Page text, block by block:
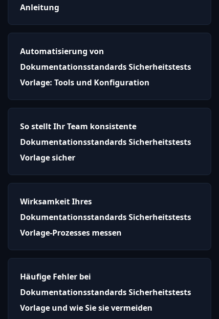
Anleitung
Automatisierung von
Dokumentationsstandards Sicherheitstests
Vorlage: Tools und Konfiguration
So stellt Ihr Team konsistente
Dokumentationsstandards Sicherheitstests
Vorlage sicher
Wirksamkeit Ihres
Dokumentationsstandards Sicherheitstests
Vorlage-Prozesses messen
Häufige Fehler bei
Dokumentationsstandards Sicherheitstests
Vorlage und wie Sie sie vermeiden